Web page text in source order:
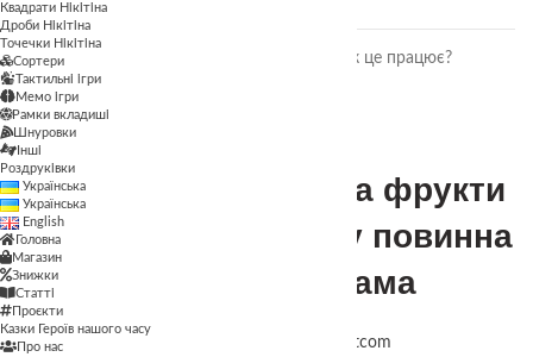
Розвиток дитини через гру: як це працює?
Чи безпечні ягоди та фрукти
з міста? Правда, яку повинна
знати кожна мама
theasmartcom
Квадрати Нікітіна
Дроби Нікітіна
Точечки Нікітіна
Сортери
Тактильні ігри
Мемо ігри
Рамки вкладиші
Шнуровки
Інші
Роздруківки
Українська
Українська
English
Головна
Магазин
Знижки
Статті
Проєкти
Казки Героїв нашого часу
Про нас